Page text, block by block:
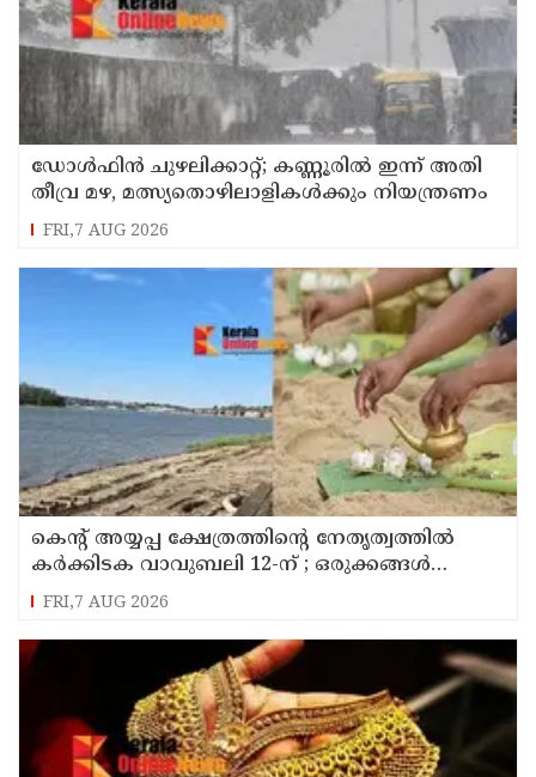
ഡോള്‍ഫിന്‍ ചുഴലിക്കാറ്റ്; കണ്ണൂരിൽ ഇന്ന് അതി
തീവ്ര മഴ, മത്സ്യതൊഴിലാളികൾക്കും നിയന്ത്രണം
FRI,7 AUG 2026
കെന്റ് അയ്യപ്പ ക്ഷേത്രത്തിന്റെ നേതൃത്വത്തിൽ
കർക്കിടക വാവുബലി 12-ന് ; ഒരുക്കങ്ങൾ
പൂർത്തിയായി
FRI,7 AUG 2026